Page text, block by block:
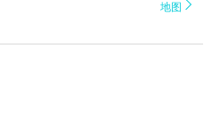
地图 